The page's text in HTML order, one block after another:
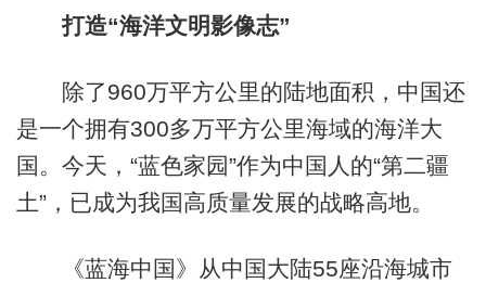
打造“海洋文明影像志”
除了960万平方公里的陆地面积，中国还
是一个拥有300多万平方公里海域的海洋大
国。今天，“蓝色家园”作为中国人的“第二疆
土”，已成为我国高质量发展的战略高地。
《蓝海中国》从中国大陆55座沿海城市